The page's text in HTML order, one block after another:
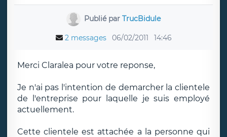
Publié parTrucBidule
2 messages 06/02/2011 14:46
Merci Claralea pour votre reponse,
Je n'ai pas l'intention de demarcher la clientele
de l'entreprise pour laquelle je suis employé
actuellement.
Cette clientele est attachée a la personne qui